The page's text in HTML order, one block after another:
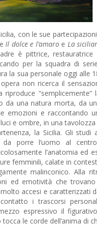
con le sue
Il dolce e l’amaroe La
è pittrice,
per la squadra di
la sua personale oggi alle
non ricerca il
“semplicemente”
da una natura morta, da
emozioni e raccontando
e ombre, in una
la Sicilia. Gli studi
da porre l’uomo al
l’anatomia ed
femminili, calate in
malinconico. Alla
ed emotività che
accesi e caratterizzati
i trascorsi
espressivo il
le corde dell’anima di